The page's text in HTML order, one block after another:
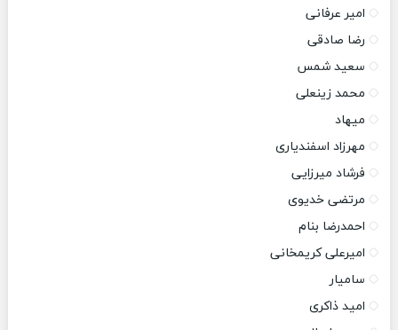
امیر عرفانی
رضا صادقی
سعید شمس
محمد زینعلی
میهاد
مهرزاد اسفندیاری
فرشاد میرزایی
مرتضی خدیوی
احمدرضا بنام
امیرعلی کریمخانی
سامیار
امید ذاکری